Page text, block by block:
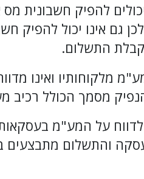
להפיק חשבונית מס
גם אינו יכול להפיק
התשלום.
מלקוחותיו ואינו
מסמך הכולל רכיב
על המע"מ
והתשלום מתבצעים